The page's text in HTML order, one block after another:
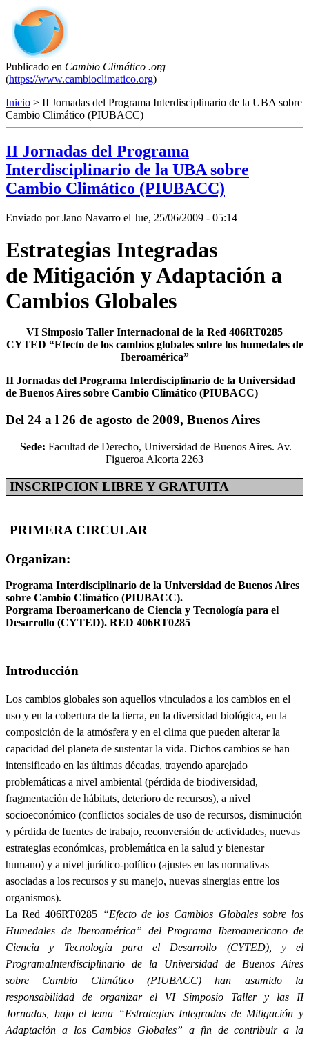
Publicado en Cambio Climático .org
(https://www.cambioclimatico.org)
Inicio > II Jornadas del Programa Interdisciplinario de la UBA sobre
Cambio Climático (PIUBACC)
II Jornadas del Programa
Interdisciplinario de la UBA sobre
Cambio Climático (PIUBACC)
Enviado porJano Navarro el Jue, 25/06/2009 - 05:14
Estrategias Integradas
de Mitigación yAdaptación a
Cambios Globales
VI Simposio Taller Internacional de la Red 406RT0285
CYTED “Efecto de los cambios globales sobre los humedales de
Iberoamérica”
II Jornadas del Programa Interdisciplinario de la Universidad
de Buenos Aires sobre Cambio Climático (PIUBACC)
Del 24 a l 26 de agosto de 2009, Buenos Aires
Sede: Facultad de Derecho, Universidad de Buenos Aires. Av.
Figueroa Alcorta 2263
INSCRIPCION LIBRE Y GRATUITA
PRIMERA CIRCULAR
Organizan:
Programa Interdisciplinario de la Universidad de Buenos Aires
sobre Cambio Climático (PIUBACC).
Porgrama Iberoamericano de Ciencia y Tecnología para el
Desarrollo (CYTED). RED 406RT0285
Introducción
Los cambios globales son aquellos vinculados a los cambios en el
uso y en la cobertura de la tierra, en la diversidad biológica, en la
composición de la atmósfera y en el clima que pueden alterar la
capacidad del planeta de sustentar la vida. Dichos cambios se han
intensificado en las últimas décadas, trayendo aparejado
problemáticas a nivel ambiental (pérdida de biodiversidad,
fragmentación de hábitats, deterioro de recursos), a nivel
socioeconómico (conflictos sociales de uso de recursos, disminución
y pérdida de fuentes de trabajo, reconversión de actividades, nuevas
estrategias económicas, problemática en la salud y bienestar
humano) y a nivel jurídico-político (ajustes en las normativas
asociadas a los recursos y su manejo, nuevas sinergias entre los
organismos).
La Red 406RT0285 “Efecto de los Cambios Globales sobre los
Humedales de Iberoamérica” del Programa Iberoamericano de
Ciencia y Tecnología para el Desarrollo (CYTED), y el
ProgramaInterdisciplinario de la Universidad de Buenos Aires
sobre Cambio Climático (PIUBACC)han asumido la
responsabilidad de organizar el VI Simposio Taller y las II
Jornadas, bajo el lema “Estrategias Integradas de Mitigación y
Adaptación a los Cambios Globales” a fin de contribuir a la